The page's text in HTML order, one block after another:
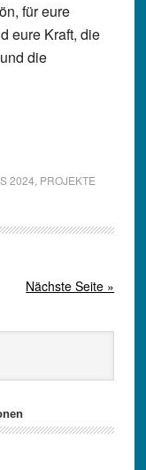
für eure
eure Kraft, die
die
2024 PROJEKTE
Nächste Seite »